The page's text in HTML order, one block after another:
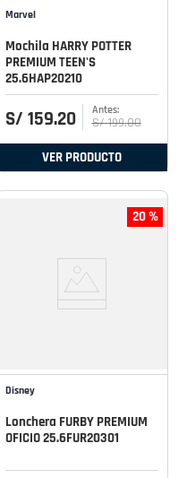
Marvel
Mochila HARRY POTTER
PREMIUM TEEN'S
25.6HAP20210
S/ 159.20 S/ 199.00
VER PRODUCTO
20 %
Disney
Lonchera FURBY PREMIUM
OFICIO 25.6FUR20301